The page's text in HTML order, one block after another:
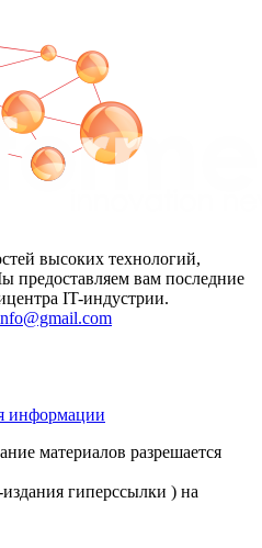
высоких технологий,
предоставляем вам последние
IT-индустрии.
информации
материалов разрешается
гиперссылки ) на